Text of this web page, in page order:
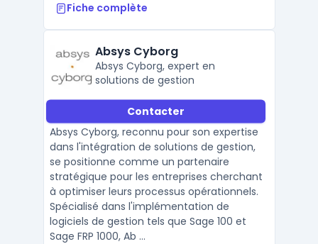
Fiche complète
Absys Cyborg
Absys Cyborg, expert en
solutions de gestion
Contacter
Absys Cyborg, reconnu pour son expertise
dans l'intégration de solutions de gestion,
se positionne comme un partenaire
stratégique pour les entreprises cherchant
à optimiser leurs processus opérationnels.
Spécialisé dans l'implémentation de
logiciels de gestion tels que Sage 100 et
Sage FRP 1000, Ab ...